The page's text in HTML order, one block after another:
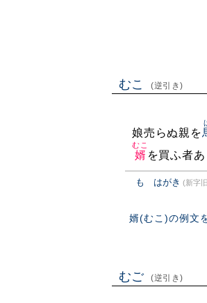
むこ (逆引き)
娘売らぬ親を
婿
むこ
を買ふ者
もゝはがき (新字
婿(むこ)の例文
むご (逆引き)